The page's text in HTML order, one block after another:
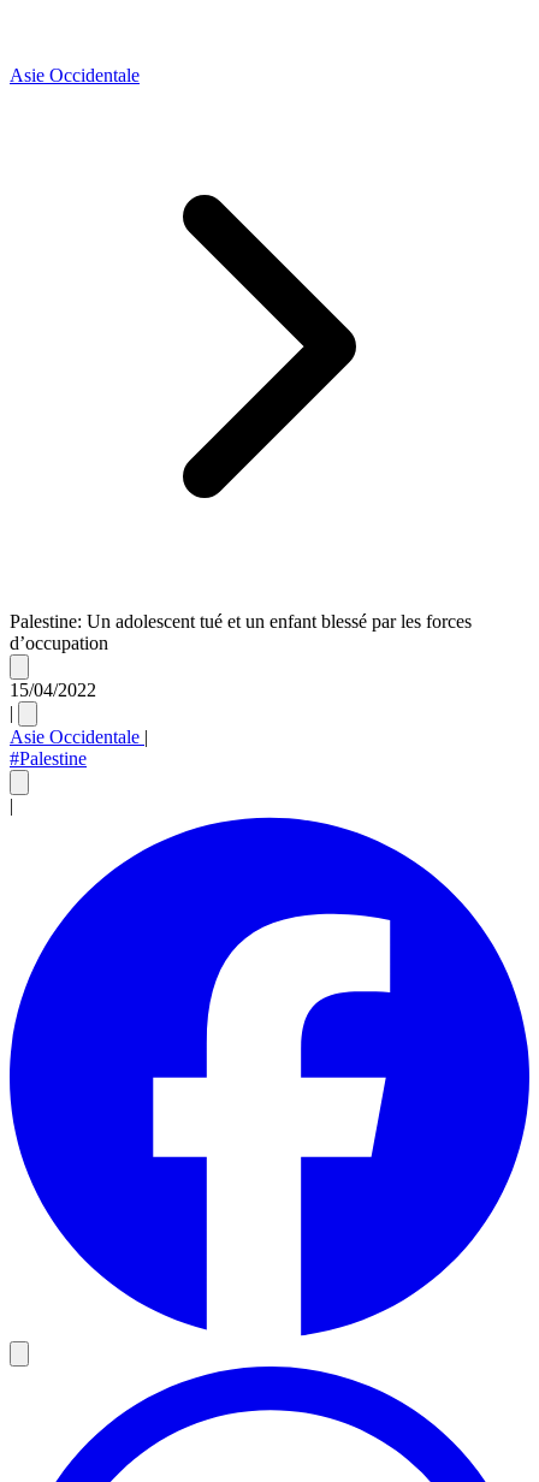
Asie Occidentale
Palestine: Un adolescent tué et un enfant blessé par les forces
d’occupation
15/04/2022
|
Asie Occidentale |
#Palestine
|